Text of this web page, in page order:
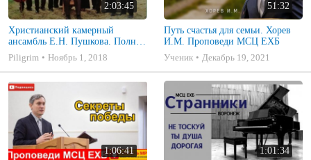
2:03:45
Христианский камерный
ансамбль Е.Н. Пушкова. Полное
собрание
Piligrim Ноябрь 1, 2018
51:32
Путь счастья для семьи. Хорев
И.М. Проповеди МСЦ ЕХБ
Ученик
Декабрь 19, 2021
1:06:41 1:01:34